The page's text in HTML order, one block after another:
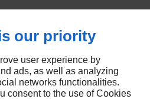
our priority
user experience by
ads, as well as analyzing
networks functionalities.
consent to the use of Cookies